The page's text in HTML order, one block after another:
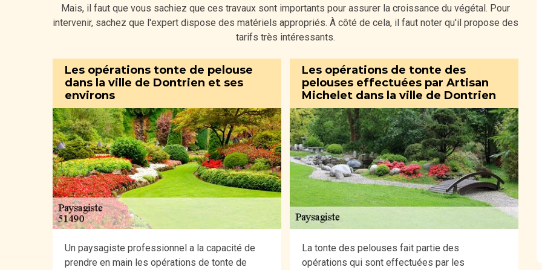
Mais, il faut que vous sachiez que ces travaux sont importants pour assurer la croissance du végétal. Pour
intervenir, sachez que l'expert dispose des matériels appropriés. À côté de cela, il faut noter qu'il propose des
tarifs très intéressants.
Les opérations tonte de pelouse
dans la ville de Dontrien et ses
environs
Un paysagiste professionnel a la capacité de
prendre en main les opérations de tonte de
Les opérations de tonte des
pelouses effectuées par Artisan
Michelet dans la ville de Dontrien
La tonte des pelouses fait partie des
opérations qui sont effectuées par les